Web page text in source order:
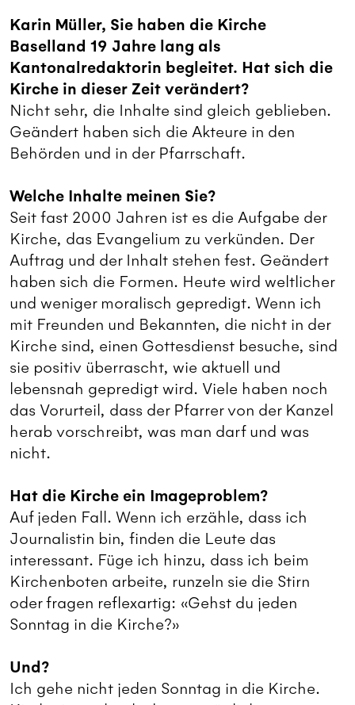
Karin Müller, Sie haben die Kirche
Baselland 19 Jahre lang als
Kantonalredaktorin begleitet. Hat sich die
Kirche in dieser Zeit verändert?
Nicht sehr, die Inhalte sind gleich geblieben.
Geändert haben sich die Akteure in den
Behörden und in der Pfarrschaft.
Welche Inhalte meinen Sie?
Seit fast 2000 Jahren ist es die Aufgabe der
Kirche, das Evangelium zu verkünden. Der
Auftrag und der Inhalt stehen fest. Geändert
haben sich die Formen. Heute wird weltlicher
und weniger moralisch gepredigt. Wenn ich
mit Freunden und Bekannten, die nicht in der
Kirche sind, einen Gottesdienst besuche, sind
sie positiv überrascht, wie aktuell und
lebensnah gepredigt wird. Viele haben noch
das Vorurteil, dass der Pfarrer von der Kanzel
herab vorschreibt, was man darf und was
nicht.
Hat die Kirche ein Imageproblem?
Auf jeden Fall. Wenn ich erzähle, dass ich
Journalistin bin, finden die Leute das
interessant. Füge ich hinzu, dass ich beim
Kirchenboten arbeite, runzeln sie die Stirn
oder fragen reflexartig: «Gehst du jeden
Sonntag in die Kirche?»
Und?
Ich gehe nicht jeden Sonntag in die Kirche.